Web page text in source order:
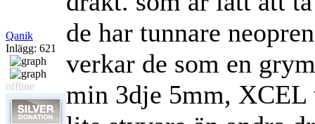
Qanik
Inlägg: 621
offline
de har tunnare
verkar de som en
min 3dje 5mm,